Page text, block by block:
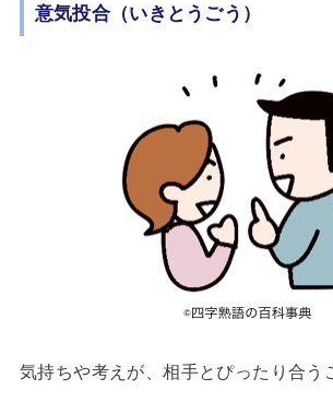
意気投合（いきとうごう）
気持ちや考えが、相手とぴったり合う